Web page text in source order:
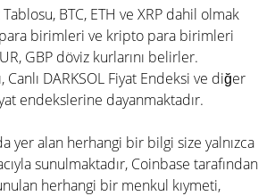
BTC, ETH ve XRP dahil olmak
birimleri ve kripto para birimleri
GBP döviz kurlarını belirler.
Canlı DARKSOL Fiyat Endeksi ve diğer
endekslerine dayanmaktadır.
yer alan herhangi bir bilgi size yalnızca
sunulmaktadır, Coinbase tarafından
herhangi bir menkul kıymeti,